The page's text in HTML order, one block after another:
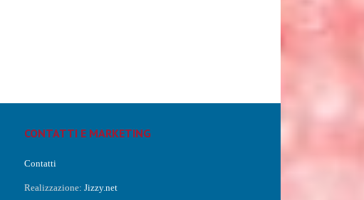
CONTATTI E MARKETING
Contatti
Realizzazione: Jizzy.net